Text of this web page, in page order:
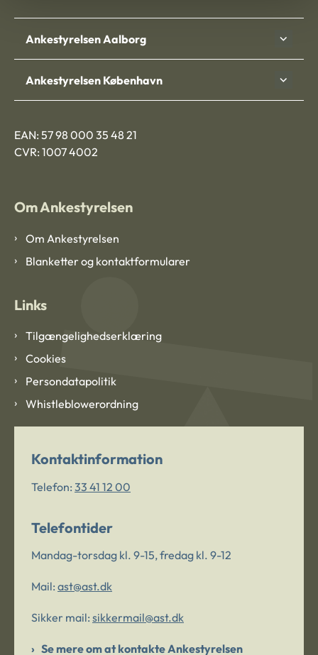
Ankestyrelsen Aalborg
Ankestyrelsen København
EAN: 57 98 000 35 48 21
CVR: 1007 4002
Om Ankestyrelsen
Om Ankestyrelsen
Blanketter og kontaktformularer
Links
Tilgængelighedserklæring
Cookies
Persondatapolitik
Whistleblowerordning
Kontaktinformation
Telefon: 33 41 12 00
Telefontider
Mandag-torsdag kl. 9-15, fredag kl. 9-12
Mail: ast@ast.dk
Sikker mail: sikkermail@ast.dk
Se mere om at kontakte Ankestyrelsen